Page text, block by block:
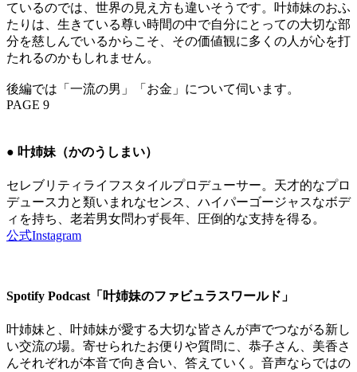
ているのでは、世界の見え方も違いそうです。叶姉妹のおふ
たりは、生きている尊い時間の中で自分にとっての大切な部
分を慈しんでいるからこそ、その価値観に多くの人が心を打
たれるのかもしれません。
後編では「一流の男」「お金」について伺います。
PAGE 9
● 叶姉妹（かのうしまい）
セレブリティライフスタイルプロデューサー。天才的なプロ
デュース力と類いまれなセンス、ハイパーゴージャスなボデ
ィを持ち、老若男女問わず長年、圧倒的な支持を得る。
公式Instagram
Spotify Podcast「叶姉妹のファビュラスワールド」
叶姉妹と、叶姉妹が愛する大切な皆さんが声でつながる新し
い交流の場。寄せられたお便りや質問に、恭子さん、美香さ
んそれぞれが本音で向き合い、答えていく。音声ならではの